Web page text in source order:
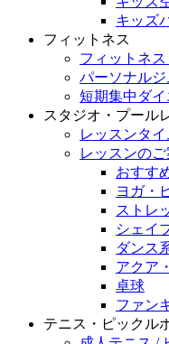
キッズ
フィットネス
フィットネス
パーソナル
短期集中ダ
スタジオ・プール
レッスンタ
レッスンのご
おすす
ヨガ・
ストレ
シェイ
ダンス
アクア
卓球
ファン
テニス・ピックル